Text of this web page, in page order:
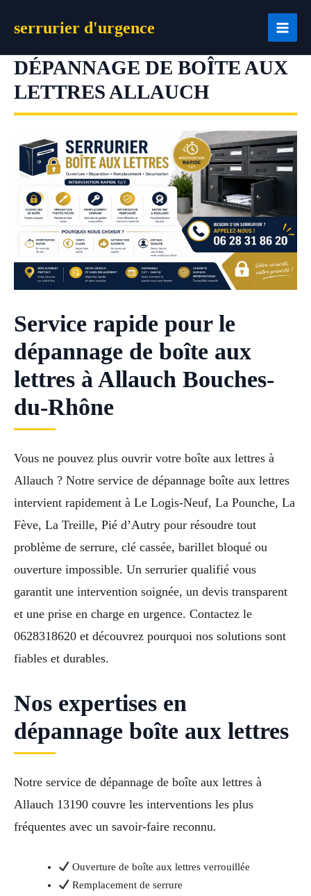
serrurier d'urgence
DÉPANNAGE DE BOÎTE AUX
LETTRES ALLAUCH
Service rapide pour le
dépannage de boîte aux
lettres à Allauch Bouches-
du-Rhône
Vous ne pouvez plus ouvrir votre boîte aux lettres à
Allauch ? Notre service de dépannage boîte aux lettres
intervient rapidement à Le Logis-Neuf, La Pounche, La
Fève, La Treille, Pié d’Autry pour résoudre tout
problème de serrure, clé cassée, barillet bloqué ou
ouverture impossible. Un serrurier qualifié vous
garantit une intervention soignée, un devis transparent
et une prise en charge en urgence. Contactez le
0628318620 et découvrez pourquoi nos solutions sont
fiables et durables.
Nos expertises en
dépannage boîte aux lettres
Notre service de dépannage de boîte aux lettres à
Allauch 13190 couvre les interventions les plus
fréquentes avec un savoir-faire reconnu.
Ouverture de boîte aux lettres verrouillée
Remplacement de serrure